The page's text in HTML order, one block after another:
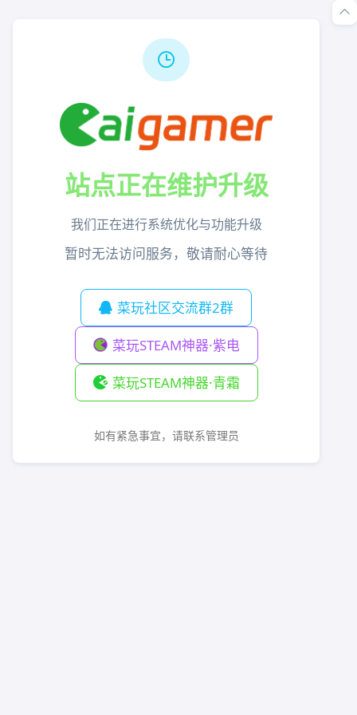
站点正在维护升级
我们正在进行系统优化与功能升级
暂时无法访问服务，敬请耐心等待
菜玩社区交流群2群
菜玩STEAM神器·紫电
菜玩STEAM神器·青霜
如有紧急事宜，请联系管理员